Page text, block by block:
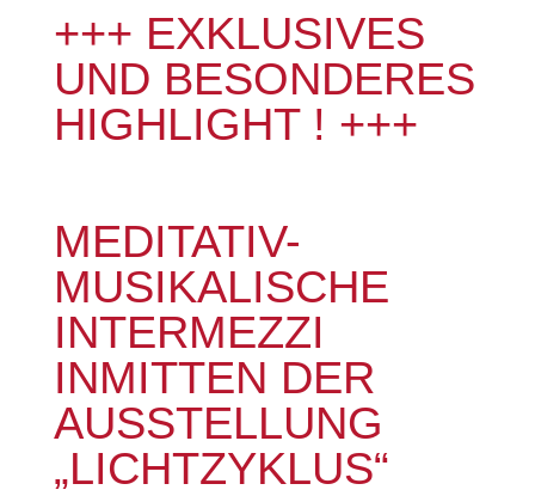
+++ EXKLUSIVES
UND BESONDERES
HIGHLIGHT ! +++
MEDITATIV-
MUSIKALISCHE
INTERMEZZI
INMITTEN DER
AUSSTELLUNG
„LICHTZYKLUS“